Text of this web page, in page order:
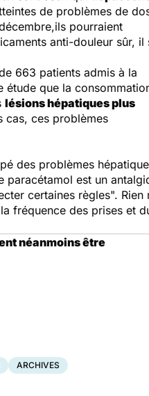
de problèmes de
pourraient
anti-douleur sûr, il
663 patients admis à la
étude que la
lésions hépatiques plus
cas, ces problèmes
des problèmes
paracétamol est un
certaines règles". Rien
fréquence des prises et
néanmoins être
ARCHIVES